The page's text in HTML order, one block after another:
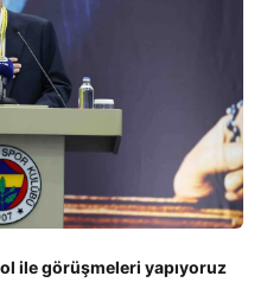
ile görüşmeleri yapıyoruz